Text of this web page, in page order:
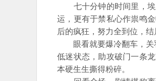
七十分钟的时间里，埃
运，更有于禁私心作祟鸣
后的疯狂，努力全到位，结
眼看就要爆冷翻车，关
低迷状态，助攻破门一条
本硬生生撕得粉碎。